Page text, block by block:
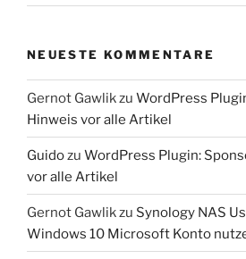
NEUESTE KOMMENTARE
Gernot Gawlikzu WordPress
Hinweis vor alle Artikel
Guidozu WordPress Plugin:
vor alle Artikel
Gernot Gawlikzu Synology NAS
Windows 10 Microsoft Konto